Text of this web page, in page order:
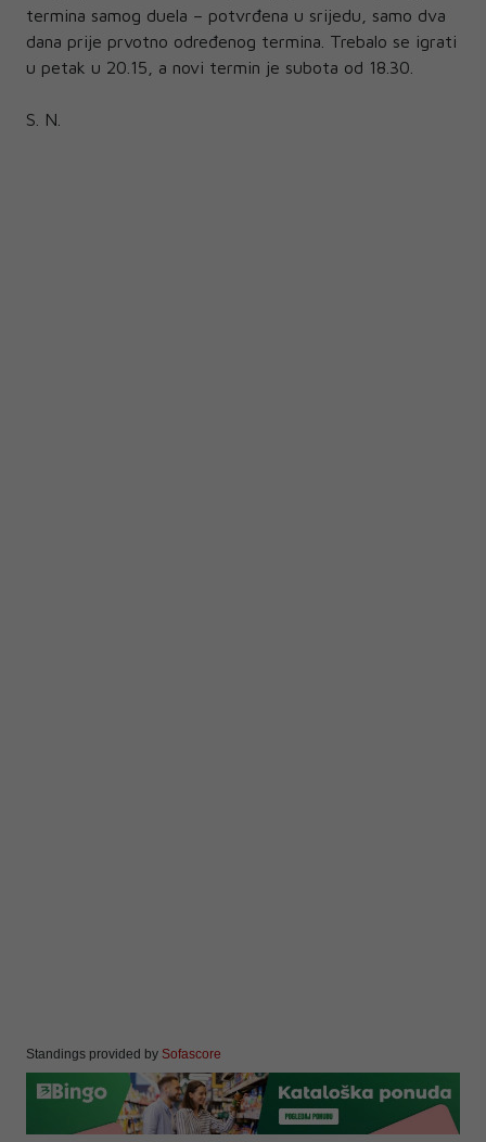
termina samog duela – potvrđena u srijedu, samo dva
dana prije prvotno određenog termina. Trebalo se igrati
u petak u 20.15, a novi termin je subota od 18.30.
S. N.
Standings provided by Sofascore